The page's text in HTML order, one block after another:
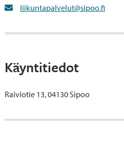
liikuntapalvelut@sipoo.fi
Käyntitiedot
Raiviotie 13, 04130 Sipoo